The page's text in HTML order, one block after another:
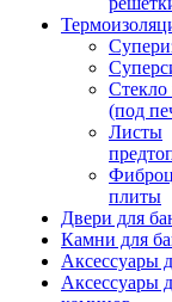
Стекло
(под
Листы
плиты
Двери для
Камни для
Аксессуары
Аксессуары